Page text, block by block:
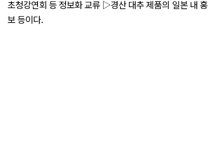
초청강연회 등 정보화 교류 ▷경산 대추 제품의 일본 내 홍
보 등이다.